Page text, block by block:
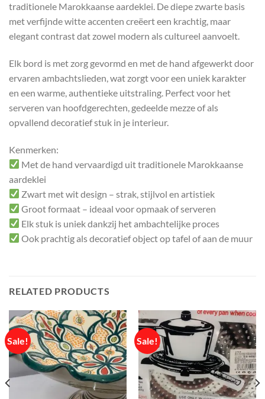
traditionele Marokkaanse aardeklei. De diepe zwarte basis
met verfijnde witte accenten creëert een krachtig, maar
elegant contrast dat zowel modern als cultureel aanvoelt.
Elk bord is met zorg gevormd en met de hand afgewerkt door
ervaren ambachtslieden, wat zorgt voor een uniek karakter
en een warme, authentieke uitstraling. Perfect voor het
serveren van hoofdgerechten, gedeelde mezze of als
opvallend decoratief stuk in je interieur.
Kenmerken:
Met de hand vervaardigd uit traditionele Marokkaanse
aardeklei
Zwart met wit design – strak, stijlvol en artistiek
Groot formaat – ideaal voor opmaak of serveren
Elk stuk is uniek dankzij het ambachtelijke proces
Ook prachtig als decoratief object op tafel of aan de muur
RELATED PRODUCTS
Sale! Sale!